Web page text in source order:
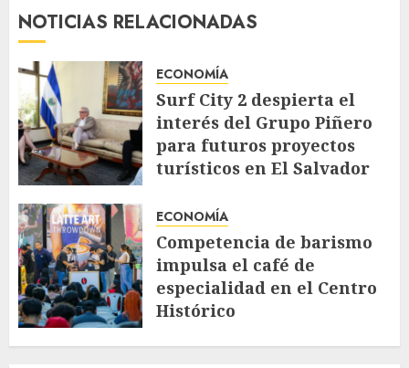
NOTICIAS RELACIONADAS
ECONOMÍA
Surf City 2 despierta el
interés del Grupo Piñero
para futuros proyectos
turísticos en El Salvador
ECONOMÍA
Competencia de barismo
impulsa el café de
especialidad en el Centro
Histórico